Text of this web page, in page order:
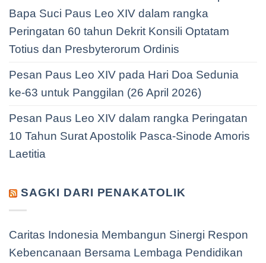
Bapa Suci Paus Leo XIV dalam rangka
Peringatan 60 tahun Dekrit Konsili Optatam
Totius dan Presbyterorum Ordinis
Pesan Paus Leo XIV pada Hari Doa Sedunia
ke-63 untuk Panggilan (26 April 2026)
Pesan Paus Leo XIV dalam rangka Peringatan
10 Tahun Surat Apostolik Pasca-Sinode Amoris
Laetitia
SAGKI DARI PENAKATOLIK
Caritas Indonesia Membangun Sinergi Respon
Kebencanaan Bersama Lembaga Pendidikan